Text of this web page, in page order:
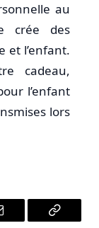
au
crée des
et l’enfant.
cadeau,
l’enfant
lors
Copy